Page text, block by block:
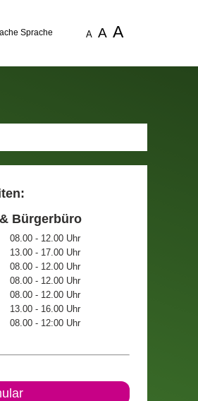
Sprache A A A
Bürgerbüro
08.00 - 12.00 Uhr
13.00 - 17.00 Uhr
08.00 - 12.00 Uhr
08.00 - 12.00 Uhr
08.00 - 12.00 Uhr
13.00 - 16.00 Uhr
08.00 - 12:00 Uhr